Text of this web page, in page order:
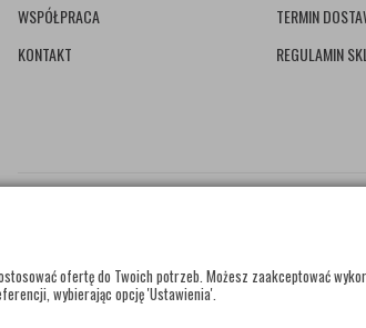
ofertę do Twoich potrzeb. Możesz zaakceptować
wybierając opcję 'Ustawienia'.
WSPÓŁPRACA
KONTAKT
TERMIN
REGULAMIN